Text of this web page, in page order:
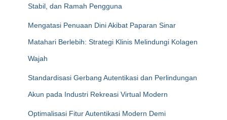
Stabil, dan Ramah Pengguna
Mengatasi Penuaan Dini Akibat Paparan Sinar
Matahari Berlebih: Strategi Klinis Melindungi Kolagen
Wajah
Standardisasi Gerbang Autentikasi dan Perlindungan
Akun pada Industri Rekreasi Virtual Modern
Optimalisasi Fitur Autentikasi Modern Demi